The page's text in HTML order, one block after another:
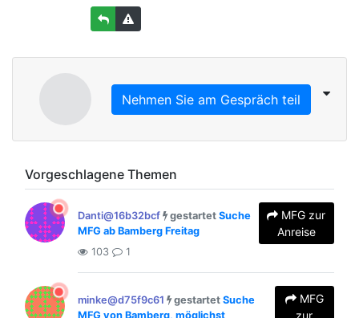
Nehmen Sie am Gespräch teil
Vorgeschlagene Themen
Danti@16b32bcf gestartet Suche
MFG ab Bamberg Freitag
MFG zur
Anreise
103 1
minke@d75f9c61 gestartet Suche
MFG von Bamberg, möglichst
MFG
zur